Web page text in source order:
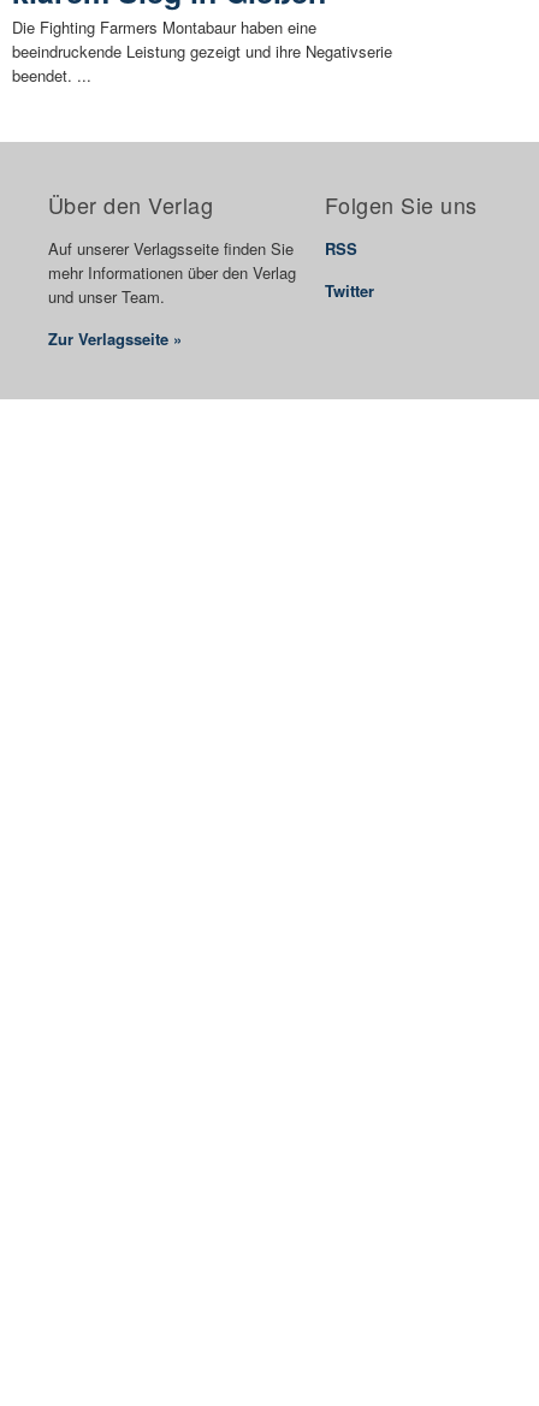
Die Fighting Farmers Montabaur haben eine
beeindruckende Leistung gezeigt und ihre Negativserie
beendet. ...
Über den Verlag
Auf unserer Verlagsseite finden Sie
mehr Informationen über den Verlag
und unser Team.
Zur Verlagsseite »
Folgen Sie uns
RSS
Twitter